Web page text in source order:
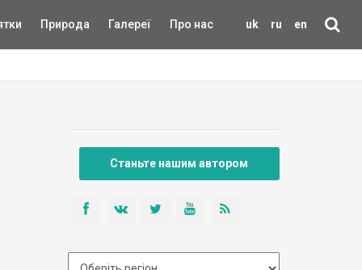
uk ru en
Природа Галереї Про нас
Станьте нашим автором